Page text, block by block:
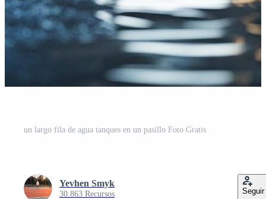
un largo fila de agua tanques en un pasillo Foto Gratis
Yevhen Smyk
30.863 Recursos Seguir